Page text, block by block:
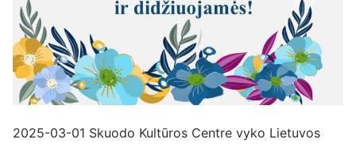
2025-03-01 Skuodo Kultūros Centre vyko Lietuvos